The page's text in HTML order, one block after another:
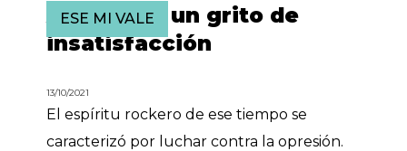
ESE MI VALE
Avándaro, un grito de
insatisfacción
13/10/2021
El espíritu rockero de ese tiempo se
caracterizó por luchar contra la opresión.